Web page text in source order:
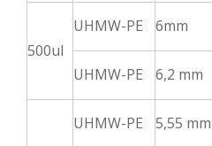
500ul
UHMW-PE 6mm
UHMW-PE
6,2 mm
UHMW-PE 5,55 mm